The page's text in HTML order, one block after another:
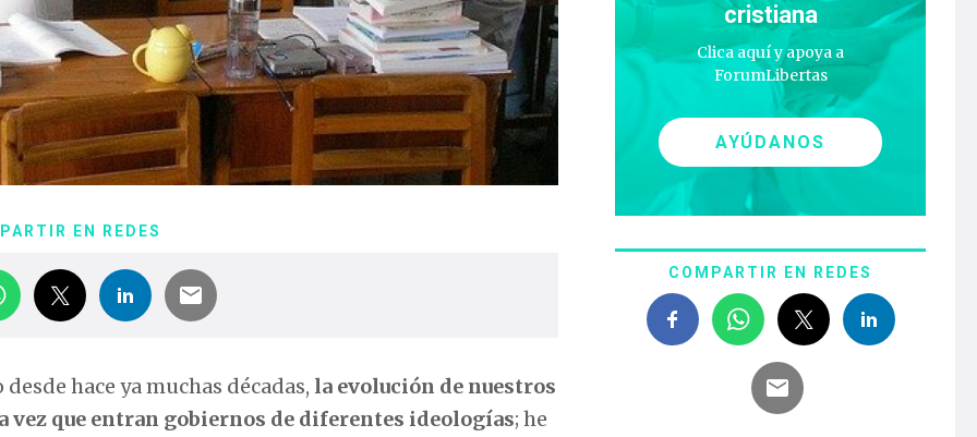
EN REDES
hace ya muchas décadas, la evolución de nuestros
vez que entran gobiernos de diferentes ideologías; he
cristiana
Clica aquí y apoya a
ForumLibertas
AYÚDANOS
COMPARTIR EN REDES